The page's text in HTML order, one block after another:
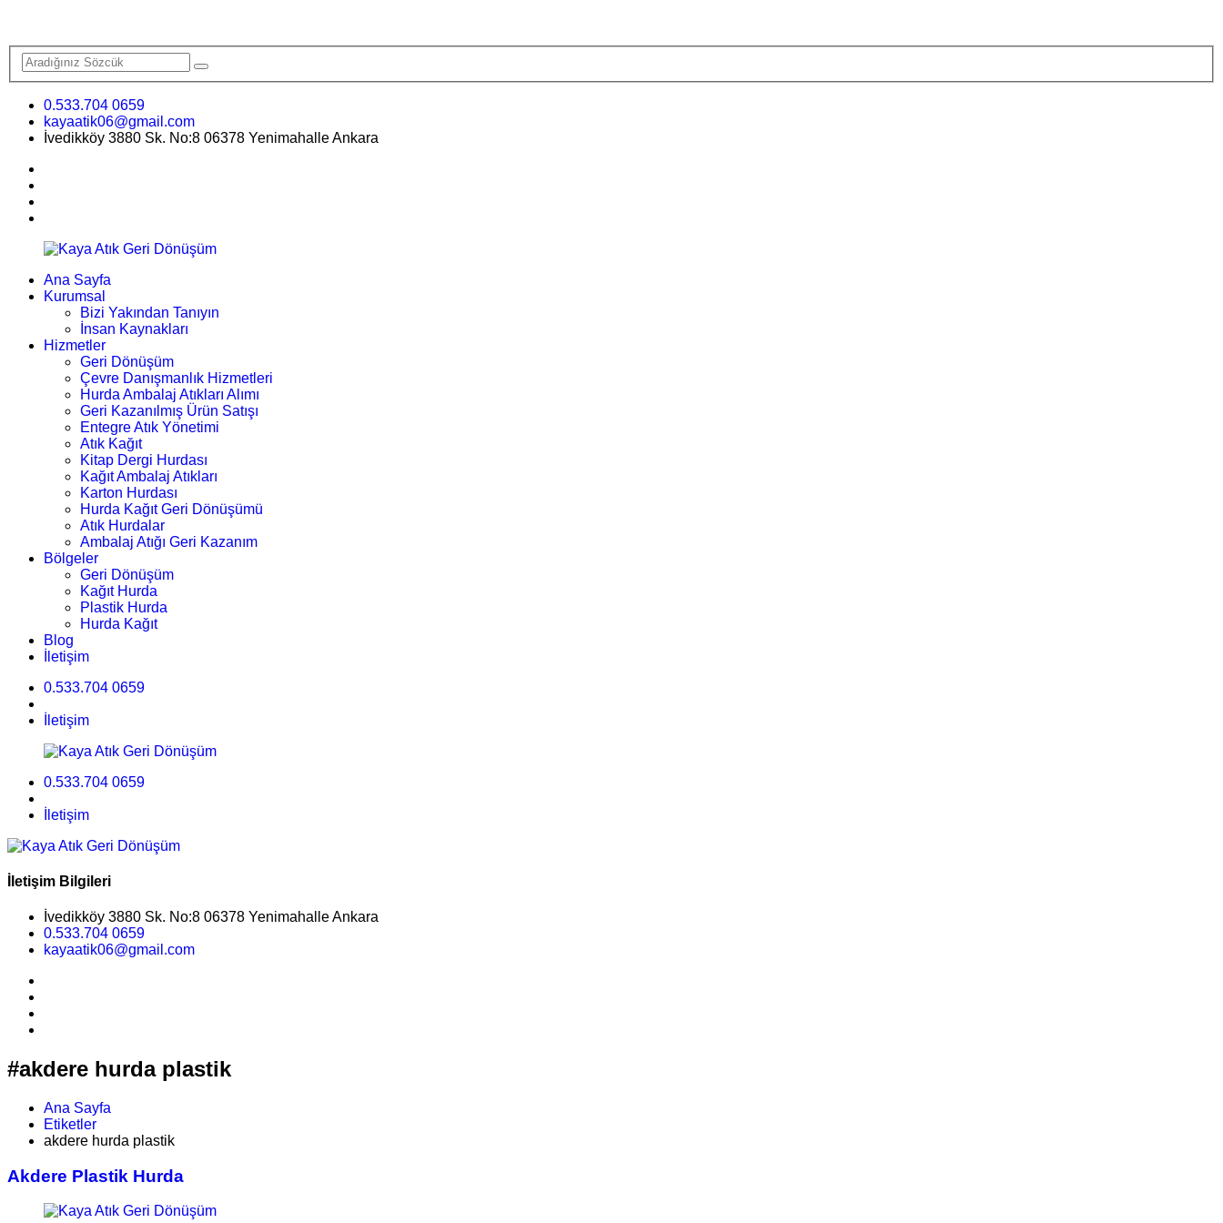
0.533.704 0659
kayaatik06@gmail.com
İvedikköy 3880 Sk. No:8 06378 Yenimahalle Ankara
Ana Sayfa
Kurumsal
Bizi Yakından Tanıyın
İnsan Kaynakları
Hizmetler
Geri Dönüşüm
Çevre Danışmanlık Hizmetleri
Hurda Ambalaj Atıkları Alımı
Geri Kazanılmış Ürün Satışı
Entegre Atık Yönetimi
Atık Kağıt
Kitap Dergi Hurdası
Kağıt Ambalaj Atıkları
Karton Hurdası
Hurda Kağıt Geri Dönüşümü
Atık Hurdalar
Ambalaj Atığı Geri Kazanım
Bölgeler
Geri Dönüşüm
Kağıt Hurda
Plastik Hurda
Hurda Kağıt
Blog
İletişim
0.533.704 0659
İletişim
0.533.704 0659
İletişim
İletişim Bilgileri
İvedikköy 3880 Sk. No:8 06378 Yenimahalle Ankara
0.533.704 0659
kayaatik06@gmail.com
#akdere hurda plastik
Ana Sayfa
Etiketler
akdere hurda plastik
Akdere Plastik Hurda